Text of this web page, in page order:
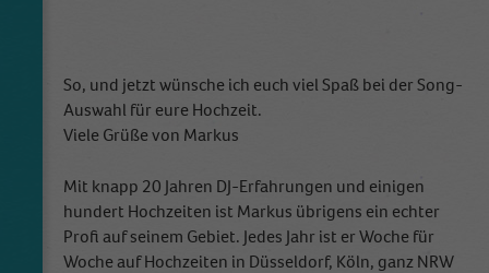
So, und jetzt wünsche ich euch viel Spaß bei der Song-
Auswahl für eure Hochzeit.
Viele Grüße von Markus
Mit knapp 20 Jahren DJ-Erfahrungen und einigen
hundert Hochzeiten ist Markus übrigens ein echter
Profi auf seinem Gebiet. Jedes Jahr ist er Woche für
Woche auf Hochzeiten in Düsseldorf, Köln, ganz NRW